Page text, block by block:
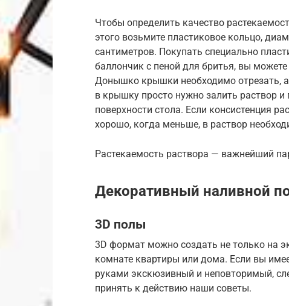
Чтобы определить качество
этого возьмите пластиковое кольцо,
сантиметров. Покупать специально
баллончик с пеной для бритья, вы
Донышко крышки необходимо отрезать, а
в крышку просто нужно залить раствор
поверхности стола. Если консистенция
хорошо, когда меньше, в раствор
Растекаемость раствора — важнейший
Декоративный наливной
3D полы
3D формат можно создать не только на
комнате квартиры или дома. Если вы
руками экскюзивный и неповторимый,
принять к действию наши советы.